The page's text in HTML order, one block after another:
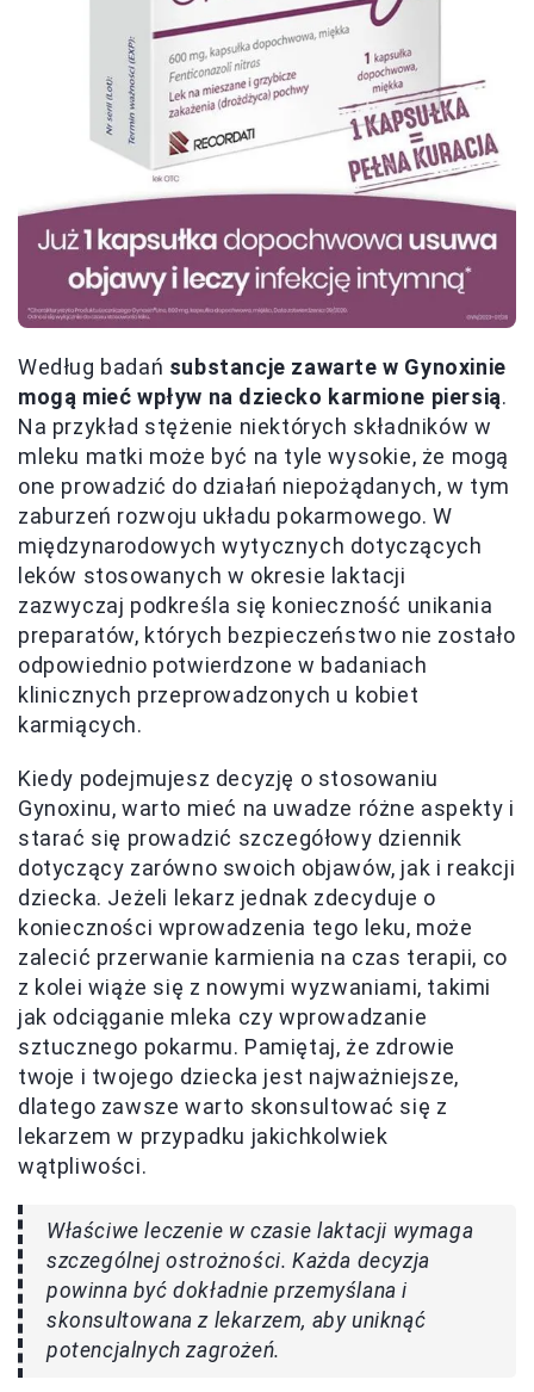
Według badań substancje zawarte w Gynoxinie
mogą mieć wpływ na dziecko karmione piersią.
Na przykład stężenie niektórych składników w
mleku matki może być na tyle wysokie, że mogą
one prowadzić do działań niepożądanych, w tym
zaburzeń rozwoju układu pokarmowego. W
międzynarodowych wytycznych dotyczących
leków stosowanych w okresie laktacji
zazwyczaj podkreśla się konieczność unikania
preparatów, których bezpieczeństwo nie zostało
odpowiednio potwierdzone w badaniach
klinicznych przeprowadzonych u kobiet
karmiących.
Kiedy podejmujesz decyzję o stosowaniu
Gynoxinu, warto mieć na uwadze różne aspekty i
starać się prowadzić szczegółowy dziennik
dotyczący zarówno swoich objawów, jak i reakcji
dziecka. Jeżeli lekarz jednak zdecyduje o
konieczności wprowadzenia tego leku, może
zalecić przerwanie karmienia na czas terapii, co
z kolei wiąże się z nowymi wyzwaniami, takimi
jak odciąganie mleka czy wprowadzanie
sztucznego pokarmu. Pamiętaj, że zdrowie
twoje i twojego dziecka jest najważniejsze,
dlatego zawsze warto skonsultować się z
lekarzem w przypadku jakichkolwiek
wątpliwości.
Właściwe leczenie w czasie laktacji wymaga
szczególnej ostrożności. Każda decyzja
powinna być dokładnie przemyślana i
skonsultowana z lekarzem, aby uniknąć
potencjalnych zagrożeń.